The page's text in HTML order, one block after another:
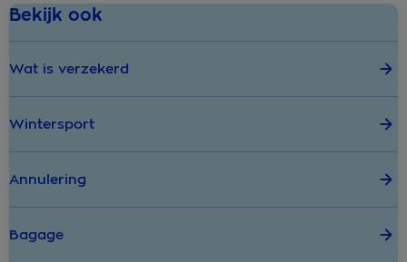
Bekijk ook
Wat is verzekerd
Wintersport
Annulering
Bagage